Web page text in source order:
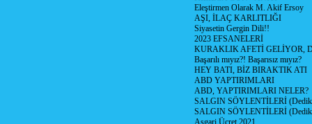
Eleştirmen Olarak M. Akif Ersoy
AŞI, İLAÇ KARLITLIĞI
Siyasetin Gergin Dili!!
2023 EFSANELERİ
KURAKLIK AFETİ GELİYOR,
Başarılı mıyız?! Başarısız mıyız?
HEY BATI, BİZ BIRAKTIK ATI
ABD YAPTIRIMLARI
ABD, YAPTIRIMLARI NELER?
SALGIN SÖYLENTİLERİ
SALGIN SÖYLENTİLERİ
Asgari Ücret 2021